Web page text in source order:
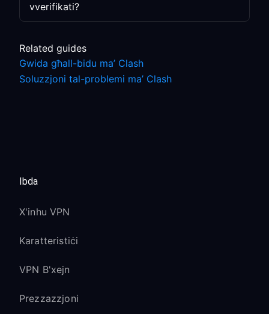
vverifikati?
Related guides
Gwida għall-bidu ma’ Clash
Soluzzjoni tal-problemi ma’ Clash
Ibda
X'inhu VPN
Karatteristiċi
VPN B'xejn
Prezzazzjoni